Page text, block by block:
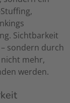
Sichtbarkeit
sondern durch
nicht mehr,
werden.